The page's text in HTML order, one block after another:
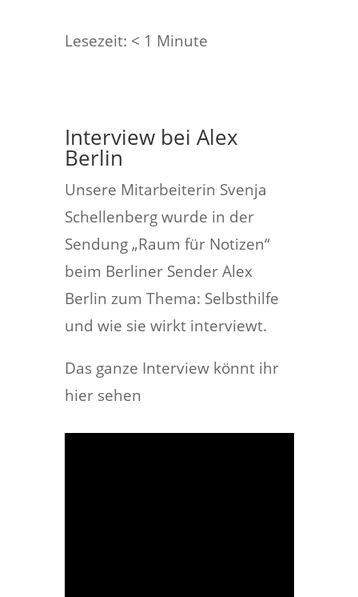
Lesezeit: < 1 Minute
Interview bei Alex
Berlin
Unsere Mitarbeiterin Svenja
Schellenberg wurde in der
Sendung „Raum für Notizen“
beim Berliner Sender Alex
Berlin zum Thema: Selbsthilfe
und wie sie wirkt interviewt.
Das ganze Interview könnt ihr
hier sehen